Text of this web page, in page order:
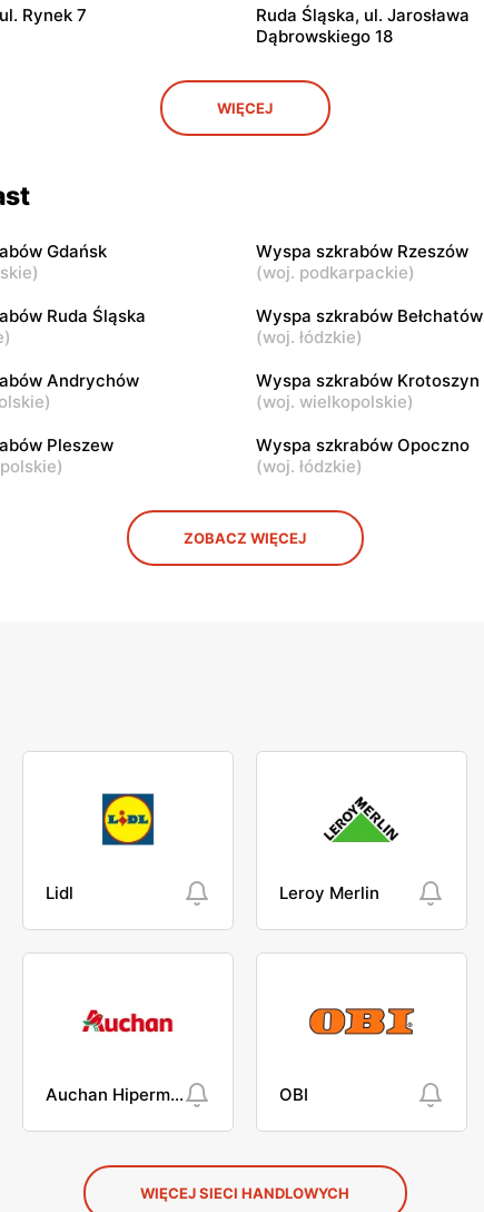
Rynek 7
Ruda Śląska, ul. Jarosława
Dąbrowskiego 18
Wyspa szkrabów
Stęszew, ul. Dworcowa 14/16
36c
WIĘCEJ
Gdańsk
)
Wyspa szkrabów Rzeszów
(woj. podkarpackie)
Ruda Śląska
)
Wyspa szkrabów Bełchatów
(woj. łódzkie)
Andrychów
)
Wyspa szkrabów Krotoszyn
(woj. wielkopolskie)
Pleszew
)
Wyspa szkrabów Opoczno
(woj. łódzkie)
ZOBACZ WIĘCEJ
Lidl Leroy Merlin
Auchan Hipermarket OBI
WIĘCEJ SIECI HANDLOWYCH